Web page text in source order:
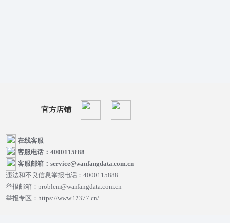
官方店铺
在线客服
客服电话：4000115888
客服邮箱：service@wanfangdata.com.cn
违法和不良信息举报电话：4000115888
举报邮箱：problem@wanfangdata.com.cn
举报专区：https://www.12377.cn/